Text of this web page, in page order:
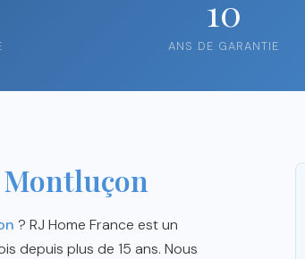
10
ANS DE GARANTIE
? RJ Home France est un
depuis plus de 15 ans. Nous